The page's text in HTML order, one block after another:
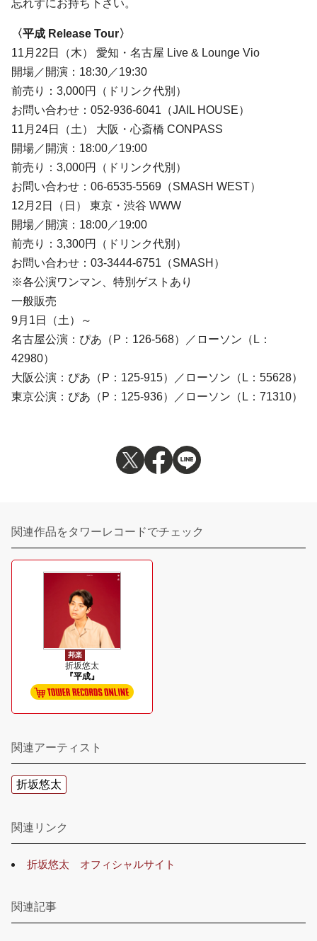
忘れずにお持ち下さい。
〈平成 Release Tour〉
11月22日（木） 愛知・名古屋 Live & Lounge Vio
開場／開演：18:30／19:30
前売り：3,000円（ドリンク代別）
お問い合わせ：052-936-6041（JAIL HOUSE）
11月24日（土） 大阪・心斎橋 CONPASS
開場／開演：18:00／19:00
前売り：3,000円（ドリンク代別）
お問い合わせ：06-6535-5569（SMASH WEST）
12月2日（日） 東京・渋谷 WWW
開場／開演：18:00／19:00
前売り：3,300円（ドリンク代別）
お問い合わせ：03-3444-6751（SMASH）
※各公演ワンマン、特別ゲストあり
一般販売
9月1日（土）～
名古屋公演：ぴあ（P：126-568）／ローソン（L：
42980）
大阪公演：ぴあ（P：125-915）／ローソン（L：55628）
東京公演：ぴあ（P：125-936）／ローソン（L：71310）
関連作品をタワーレコードでチェック
邦楽
折坂悠太
『平成』
関連アーティスト
折坂悠太
関連リンク
折坂悠太 オフィシャルサイト
関連記事